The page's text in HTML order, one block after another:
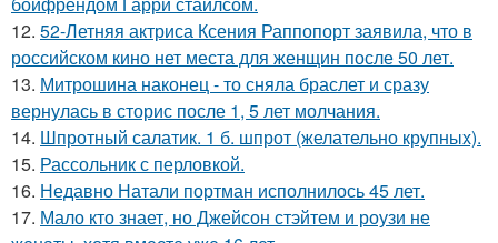
12. 52-Летняя актриса Ксения Раппопорт заявила, что в
российском кино нет места для женщин после 50 лет.
13. Митрошина наконец - то сняла браслет и сразу
вернулась в сторис после 1, 5 лет молчания.
14. Шпротный салатик. 1 б. шпрот (желательно крупных).
15. Рассольник с перловкой.
16. Недавно Натали портман исполнилось 45 лет.
17. Мало кто знает, но Джейсон стэйтем и роузи не